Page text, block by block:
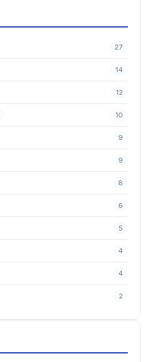
27
14
12
10
9
9
8
6
5
4
4
2